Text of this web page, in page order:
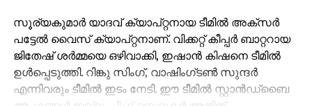
തയ്യാറെടുത്തിരിക്കുന്നതെന്നും അദ്ദേഹം
വ്യക്തമാക്കി.
ഈ സീസണില്‍ ഏറ്റവും മികച്ച ഹോം മത്സര
വിജയങ്ങള്‍ നേടിയ ടീമാണ് ഡല്‍ഹി. സ്വന്തം
സൂര്യകുമാര്‍ യാദവ് ക്യാപ്റ്റനായ ടീമില്‍ അക്‌സര്‍
പട്ടേല്‍ വൈസ് ക്യാപ്റ്റനാണ്. വിക്കറ്റ് കീപ്പര്‍ ബാറ്ററായ
ജിതേഷ് ശര്‍മ്മയെ ഒഴിവാക്കി, ഇഷാന്‍ കിഷനെ ടീമില്‍
ഉള്‍പ്പെടുത്തി. റിങ്കു സിംഗ്, വാഷിംഗ്ടണ്‍ സുന്ദര്‍
എന്നിവരും ടീമില്‍ ഇടം നേടി. ഈ ടീമില്‍ സ്റ്റാന്‍ഡ്‌ബൈ